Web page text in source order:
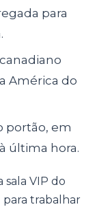
para
América do
portão, em
última hora.
sala VIP do
trabalhar